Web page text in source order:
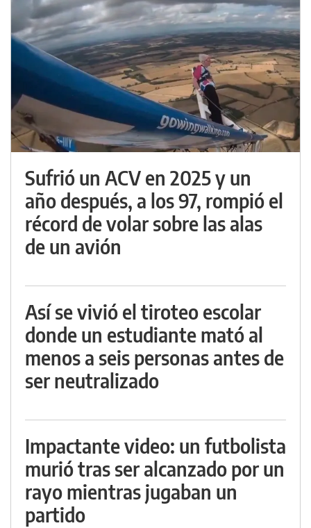
Sufrió un ACV en 2025 y un
año después, a los 97, rompió el
récord de volar sobre las alas
de un avión
Así se vivió el tiroteo escolar
donde un estudiante mató al
menos a seis personas antes de
ser neutralizado
Impactante video: un futbolista
murió tras ser alcanzado por un
rayo mientras jugaban un
partido